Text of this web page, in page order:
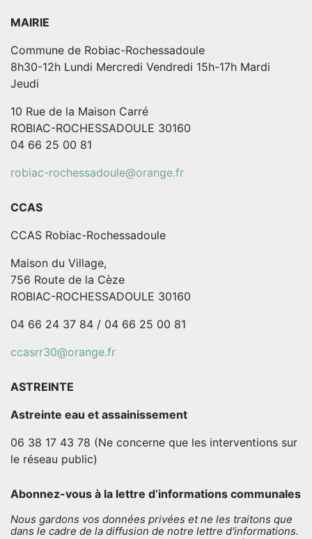
MAIRIE
Commune de Robiac-Rochessadoule
8h30-12h Lundi Mercredi Vendredi 15h-17h Mardi
Jeudi
10 Rue de la Maison Carré
ROBIAC-ROCHESSADOULE 30160
04 66 25 00 81
robiac-rochessadoule@orange.fr
CCAS
CCAS Robiac-Rochessadoule
Maison du Village,
756 Route de la Cèze
ROBIAC-ROCHESSADOULE 30160
04 66 24 37 84 / 04 66 25 00 81
ccasrr30@orange.fr
ASTREINTE
Astreinte eau et assainissement
06 38 17 43 78 (Ne concerne que les interventions sur
le réseau public)
Abonnez-vous à la lettre d’informations communales
Nous gardons vos données privées et ne les traitons que
dans le cadre de la diffusion de notre lettre d'informations.